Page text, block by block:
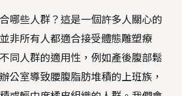
哪些人群？這是一個許多人關心的
非所有人都適合接受體態雕塑療
同人群的適用性，例如產後腹部鬆
公室導致腰腹脂肪堆積的上班族，